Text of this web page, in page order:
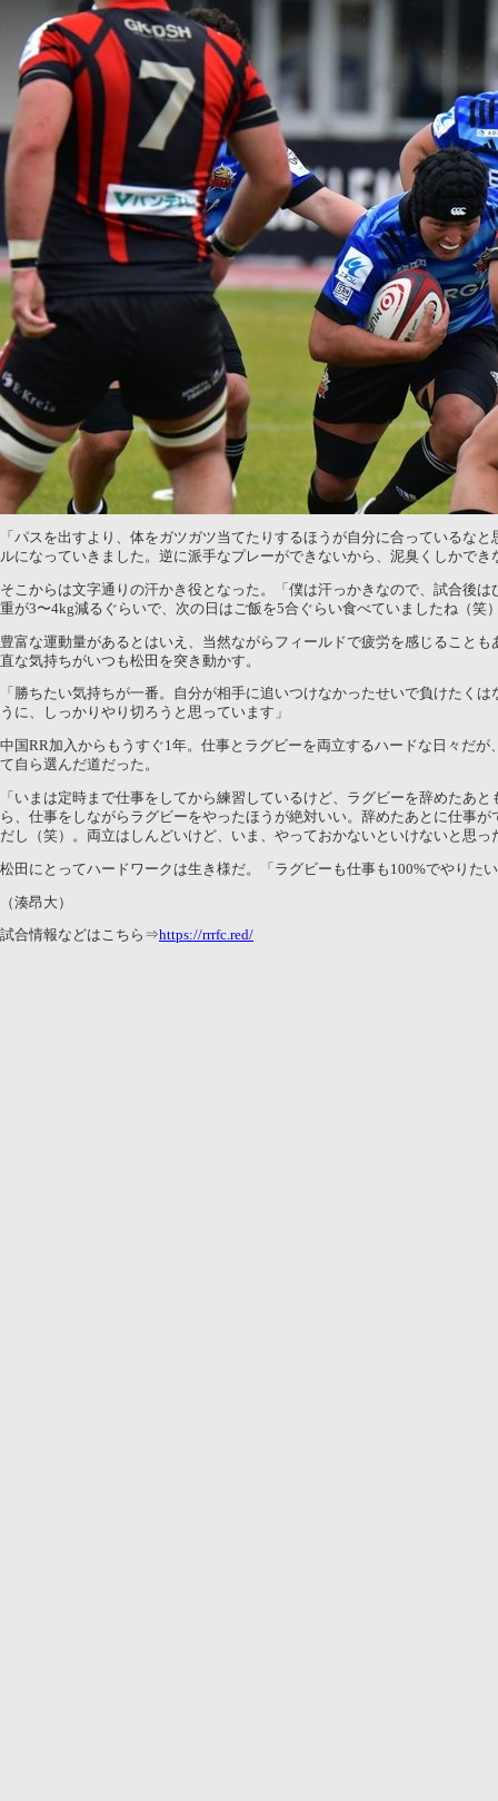
「パスを出すより、体をガツガツ当てたりするほうが自分に合っているな
ルになっていきました。逆に派手なプレーができないから、泥臭くしかでき
そこからは文字通りの汗かき役となった。「僕は汗っかきなので、試合後
重が3〜4kg減るぐらいで、次の日はご飯を5合ぐらい食べていましたね（笑
豊富な運動量があるとはいえ、当然ながらフィールドで疲労を感じること
直な気持ちがいつも松田を突き動かす。
「勝ちたい気持ちが一番。自分が相手に追いつけなかったせいで負けたく
うに、しっかりやり切ろうと思っています」
中国RR加入からもうすぐ1年。仕事とラグビーを両立するハードな日々だ
て自ら選んだ道だった。
「いまは定時まで仕事をしてから練習しているけど、ラグビーを辞めたあ
ら、仕事をしながらラグビーをやったほうが絶対いい。辞めたあとに仕事
だし（笑）。両立はしんどいけど、いま、やっておかないといけないと思っ
松田にとってハードワークは生き様だ。「ラグビーも仕事も100%でやりた
（湊昂大）
試合情報などはこちら⇒https://rrrfc.red/